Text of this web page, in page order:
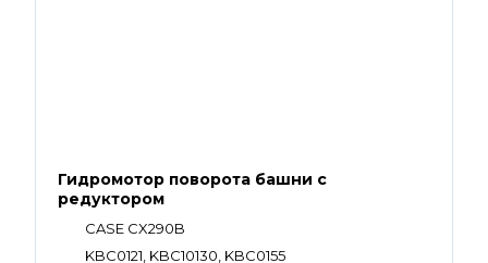
Гидромотор поворота башни с
редуктором
CASE CX290B
KBC0121, KBC10130, KBC0155